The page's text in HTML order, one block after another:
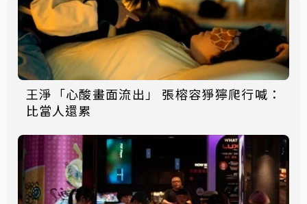
王淨「心酸畫面流出」 張榕容猙獰爬行喊：
比當人還累